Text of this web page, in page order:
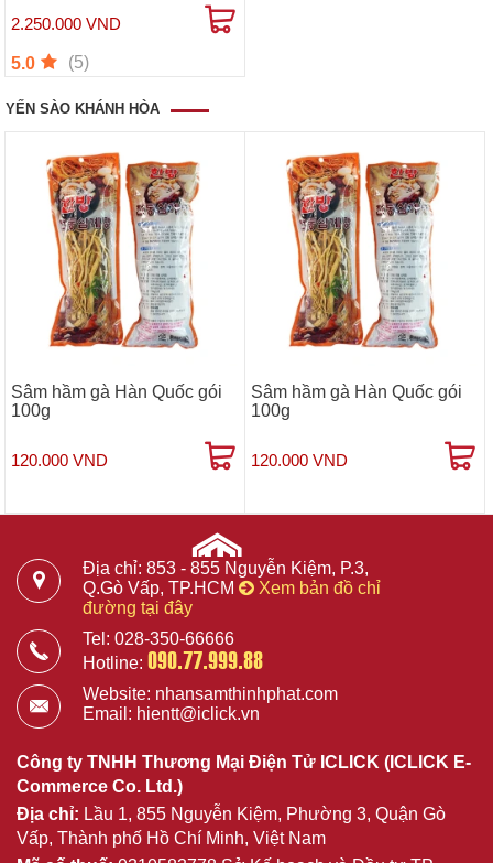
2.250.000 VND
5.0 (5)
YẾN SÀO KHÁNH HÒA
Sâm hầm gà Hàn Quốc gói
100g
120.000 VND
Sâm hầm gà Hàn Quốc gói
100g
120.000 VND
Địa chỉ: 853 - 855 Nguyễn Kiệm, P.3,
Q.Gò Vấp, TP.HCM
Xem bản đồ chỉ
đường tại đây
Tel: 028-350-66666
Hotline: 090.77.999.88
Website: nhansamthinhphat.com
Email: hientt@iclick.vn
Công ty TNHH Thương Mại Điện Tử ICLICK (ICLICK E-
Commerce Co. Ltd.)
Địa chỉ: Lầu 1, 855 Nguyễn Kiệm, Phường 3, Quận Gò
Vấp, Thành phố Hồ Chí Minh, Việt Nam